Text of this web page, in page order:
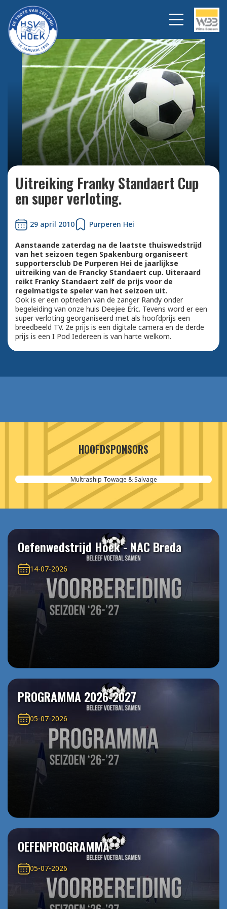
Bekijk alle foto's
Uitreiking Franky Standaert Cup
en super verloting.
29 april 2010 Purperen Hei
Aanstaande zaterdag na de laatste thuiswedstrijd
van het seizoen tegen Spakenburg organiseert
supportersclub De Purperen Hei de jaarlijkse
uitreiking van de Francky Standaert cup. Uiteraard
reikt Franky Standaert zelf de prijs voor de
regelmatigste speler van het seizoen uit.
Ook is er een optreden van de zanger Randy onder
begeleiding van onze huis Deejee Eric. Tevens word er een
super verloting georganiseerd met als hoofdprijs een
breedbeeld TV. 2e prijs is een digitale camera en de derde
prijs is een I Pod Iedereen is van harte welkom.
HOOFDSPONSORS
Multraship Towage & Salvage
Oefenwedstrijd Hoek - NAC Breda
14-07-2026
PROGRAMMA 2026-2027
05-07-2026
OEFENPROGRAMMA
05-07-2026